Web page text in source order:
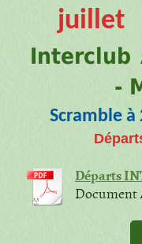
juillet
Interclub
-
Scramble
Départs
Document